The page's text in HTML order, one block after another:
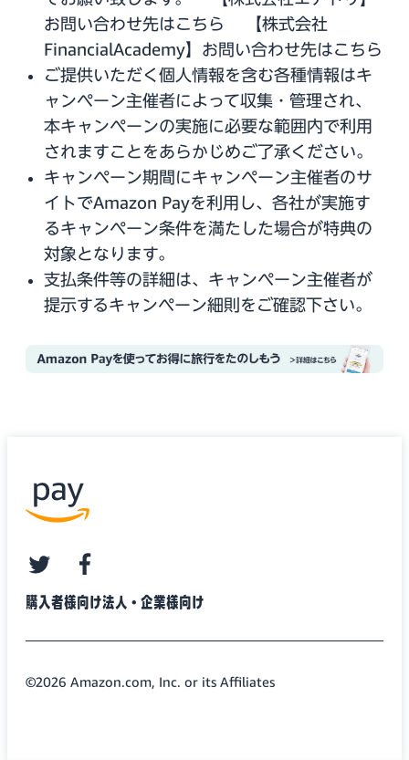
お問い合わせ先はこちら
【株式会社
FinancialAcademy】お問い合わせ先はこちら
ご提供いただく個人情報を含む各種情報はキ
ャンペーン主催者によって収集・管理され、
本キャンペーンの実施に必要な範囲内で利用
されますことをあらかじめご了承ください。
キャンペーン期間にキャンペーン主催者のサ
イトでAmazon Payを利用し、各社が実施す
るキャンペーン条件を満たした場合が特典の
対象となります。
支払条件等の詳細は、キャンペーン主催者が
提示するキャンペーン細則をご確認下さい。
購入者様向け法人・企業様向け
twitterfacebook
©2026 Amazon.com, Inc. or its Affiliates